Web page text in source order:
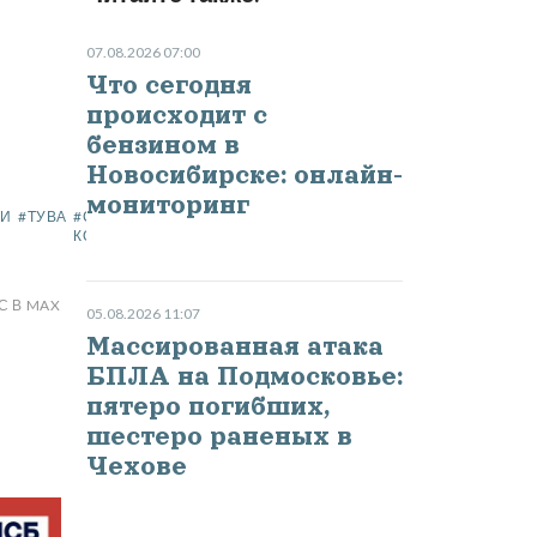
#ТУВА #СЛЕДСТВЕННЫЙ
КОМИТЕТ
ОЦЕНИТЬ
В MAX
07.08.2026 07:00
Что сегодня
происходит с
бензином в
Новосибирске: онлайн-
мониторинг
05.08.2026 11:07
Массированная атака
БПЛА на Подмосковье:
пятеро погибших,
шестеро раненых в
Чехове